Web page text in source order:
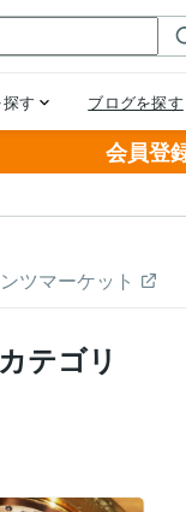
会員登
ツマーケット
テゴリ